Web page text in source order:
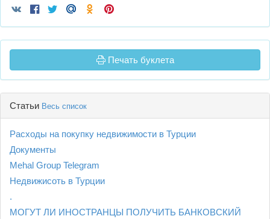
Печать буклета
Статьи Весь список
Расходы на покупку недвижимости в Турции
Документы
Mehal Group Telegram
Недвижисоть в Турции
.
МОГУТ ЛИ ИНОСТРАНЦЫ ПОЛУЧИТЬ БАНКОВСКИЙ